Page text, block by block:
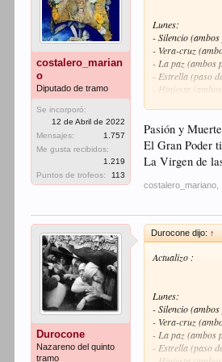
- Pasión (paso de
- Panaderos
- Cristo de
- San Benito
-Las Aguas
29 de Abril de
costalero_marian
o
Diputado de tramo
Se incorporó:
12 de Abril de 2022
Mensajes:
1.757
Me gusta recibidos:
1.219
Puntos de trofeos:
113
Lunes:
- Silencio
- Vera-cruz
- La paz (ambos
- Estrella (paso
- Hiniesta (ambos
- Pasión y muerte
- Santa cruz
- San José
- Cerro
- Cristo de la
- Divina
- Estudiantes
Jueves:
- Cena (paso de
- Montesion
- Carretería (paso
- La O (ambos
Pasión y
El Gran Poder
La Virgen de
costalero_mariano
Durocone
Nazareno del quinto
tramo
Durocone dijo: ↑
Actualizo :
Lunes:
- Silencio
- Vera-cruz
- La paz (ambos
- Estrella (paso